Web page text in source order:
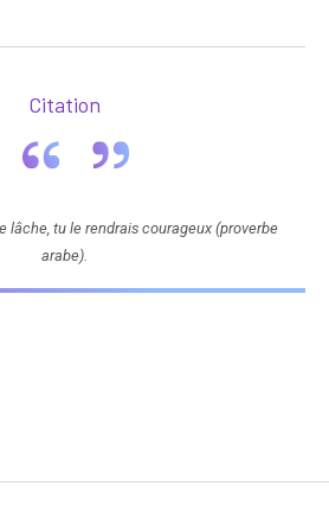
Citation
lâche, tu le rendrais courageux (proverbe
arabe).